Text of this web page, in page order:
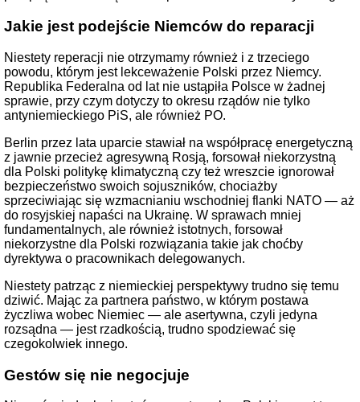
Jakie jest podejście Niemców do reparacji
Niestety reperacji nie otrzymamy również i z trzeciego
powodu, którym jest lekceważenie Polski przez Niemcy.
Republika Federalna od lat nie ustąpiła Polsce w żadnej
sprawie, przy czym dotyczy to okresu rządów nie tylko
antyniemieckiego PiS, ale również PO.
Berlin przez lata uparcie stawiał na współpracę energetyczną
z jawnie przecież agresywną Rosją, forsował niekorzystną
dla Polski politykę klimatyczną czy też wreszcie ignorował
bezpieczeństwo swoich sojuszników, chociażby
sprzeciwiając się wzmacnianiu wschodniej flanki NATO — aż
do rosyjskiej napaści na Ukrainę. W sprawach mniej
fundamentalnych, ale również istotnych, forsował
niekorzystne dla Polski rozwiązania takie jak choćby
dyrektywa o pracownikach delegowanych.
Niestety patrząc z niemieckiej perspektywy trudno się temu
dziwić. Mając za partnera państwo, w którym postawa
życzliwa wobec Niemiec — ale asertywna, czyli jedyna
rozsądna — jest rzadkością, trudno spodziewać się
czegokolwiek innego.
Gestów się nie negocjuje